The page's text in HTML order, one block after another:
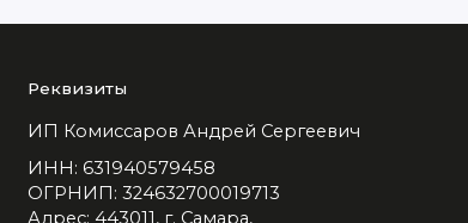
Реквизиты
ИП Комиссаров Андрей Сергеевич
ИНН: 631940579458
ОГРНИП: 324632700019713
Адрес: 443011, г. Самара,